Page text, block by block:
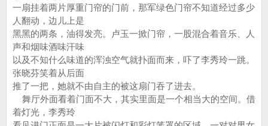
一扇挂着两片厚重门帘的门前，那军绿色门帘不知道经过多少
人翻动，边儿上是
黑黑的两条，油得发亮。卢玉一掀门帘，一股混合着音乐、人
声和烟味酒味汗味
以及不知什么味道的浑浊空气就扑面而来，吓了李秀玲一跳。
张晓芬笑着从后面
推了一把，她就不由自主的被这扇门吞了进去。
舞厅外面看着门面不大，其实里面是一个相当大的空间。借
着灯光，李秀玲